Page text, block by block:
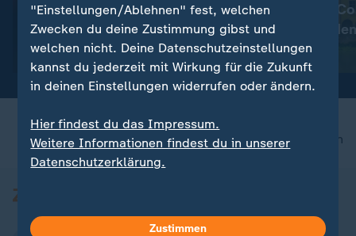
Zwischen Glamour und Chaos:
Lena Gercke: Vom Model zur
Unternehmerin
Wie Airbnb &
begrenzt werden
mit Video2:04
nach oben
"Einstellungen/Ablehnen" fest, welchen
Zwecken du deine Zustimmung gibst und
welchen nicht. Deine Datenschutzeinstellungen
kannst du jederzeit mit Wirkung für die Zukunft
in deinen Einstellungen widerrufen oder ändern.
Hier findest du das Impressum.
Weitere Informationen findest du in unserer
Datenschutzerklärung.
Zustimmen